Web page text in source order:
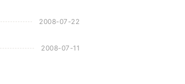
2008-07-22
2008-07-11